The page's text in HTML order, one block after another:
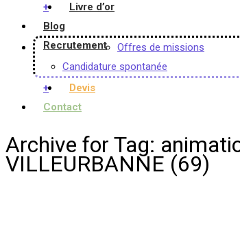
+
Livre d’or
Blog
Recrutement
Offres de missions
Candidature spontanée
+
Devis
Contact
Archive for Tag:
VILLEURBANNE (69)